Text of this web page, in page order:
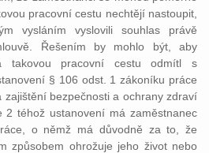
pracovní cestu nechtějí nastoupit,
vysláním vyslovili souhlas právě
Řešením by mohlo být, aby
takovou pracovní cestu odmítl s
§ 106 odst. 1 zákoníku práce
zajištění bezpečnosti a ochrany zdraví
2 téhož ustanovení má zaměstnanec
o němž má důvodně za to, že
způsobem ohrožuje jeho život nebo